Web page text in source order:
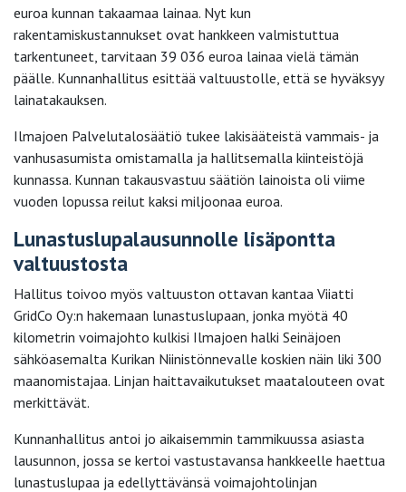
euroa kunnan takaamaa lainaa. Nyt kun
rakentamiskustannukset ovat hankkeen valmistuttua
tarkentuneet, tarvitaan 39 036 euroa lainaa vielä tämän
päälle. Kunnanhallitus esittää valtuustolle, että se hyväksyy
lainatakauksen.
Ilmajoen Palvelutalosäätiö tukee lakisääteistä vammais- ja
vanhusasumista omistamalla ja hallitsemalla kiinteistöjä
kunnassa. Kunnan takausvastuu säätiön lainoista oli viime
vuoden lopussa reilut kaksi miljoonaa euroa.
Lunastuslupalausunnolle lisäpontta
valtuustosta
Hallitus toivoo myös valtuuston ottavan kantaa Viiatti
GridCo Oy:n hakemaan lunastuslupaan, jonka myötä 40
kilometrin voimajohto kulkisi Ilmajoen halki Seinäjoen
sähköasemalta Kurikan Niinistönnevalle koskien näin liki 300
maanomistajaa. Linjan haittavaikutukset maatalouteen ovat
merkittävät.
Kunnanhallitus antoi jo aikaisemmin tammikuussa asiasta
lausunnon, jossa se kertoi vastustavansa hankkeelle haettua
lunastuslupaa ja edellyttävänsä voimajohtolinjan